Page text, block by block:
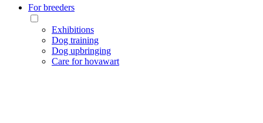
For breeders
Exhibitions
Dog training
Dog upbringing
Care for hovawart